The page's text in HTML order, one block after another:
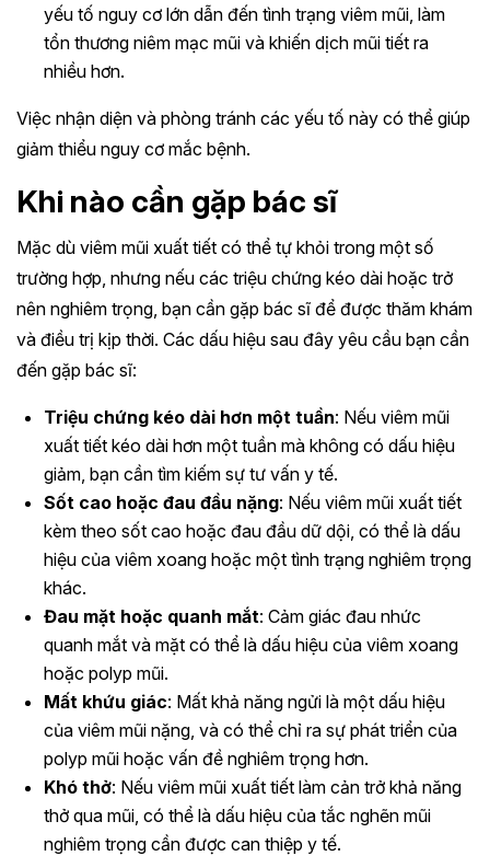
yếu tố nguy cơ lớn dẫn đến tình trạng viêm mũi, làm
tổn thương niêm mạc mũi và khiến dịch mũi tiết ra
nhiều hơn.
Việc nhận diện và phòng tránh các yếu tố này có thể giúp
giảm thiểu nguy cơ mắc bệnh.
Khi nào cần gặp bác sĩ
Mặc dù viêm mũi xuất tiết có thể tự khỏi trong một số
trường hợp, nhưng nếu các triệu chứng kéo dài hoặc trở
nên nghiêm trọng, bạn cần gặp bác sĩ để được thăm khám
và điều trị kịp thời. Các dấu hiệu sau đây yêu cầu bạn cần
đến gặp bác sĩ:
Triệu chứng kéo dài hơn một tuần: Nếu viêm mũi
xuất tiết kéo dài hơn một tuần mà không có dấu hiệu
giảm, bạn cần tìm kiếm sự tư vấn y tế.
Sốt cao hoặc đau đầu nặng: Nếu viêm mũi xuất tiết
kèm theo sốt cao hoặc đau đầu dữ dội, có thể là dấu
hiệu của viêm xoang hoặc một tình trạng nghiêm trọng
khác.
Đau mặt hoặc quanh mắt: Cảm giác đau nhức
quanh mắt và mặt có thể là dấu hiệu của viêm xoang
hoặc polyp mũi.
Mất khứu giác: Mất khả năng ngửi là một dấu hiệu
của viêm mũi nặng, và có thể chỉ ra sự phát triển của
polyp mũi hoặc vấn đề nghiêm trọng hơn.
Khó thở: Nếu viêm mũi xuất tiết làm cản trở khả năng
thở qua mũi, có thể là dấu hiệu của tắc nghẽn mũi
nghiêm trọng cần được can thiệp y tế.